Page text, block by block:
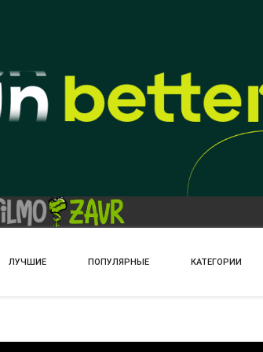
ЛУЧШИЕ ПОПУЛЯРНЫЕ КАТЕГОРИИ